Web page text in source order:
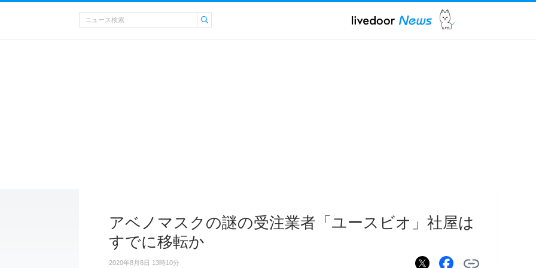
アベノマスクの謎の受注業者「ユースビオ」社屋は
すでに移転か
2020年8月8日 13時10分